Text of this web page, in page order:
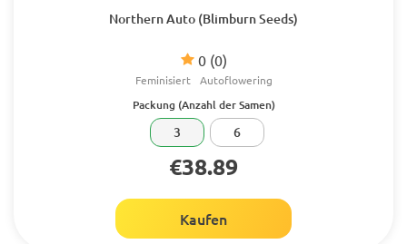
Northern Auto (Blimburn Seeds)
0 (0)
Feminisiert Autoflowering
Packung (Anzahl der Samen)
3 6
€38.89
Kaufen